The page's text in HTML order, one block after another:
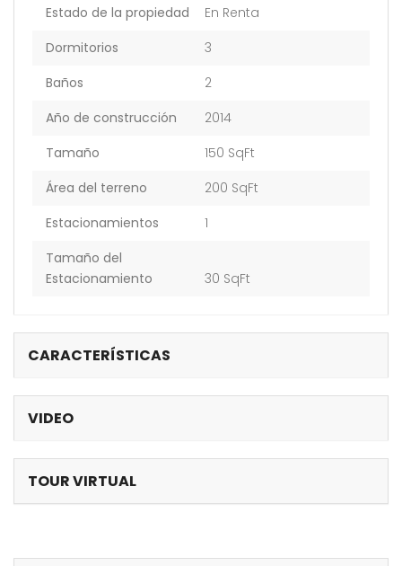
Estado de la propiedad
En Renta
Dormitorios
3
Baños
2
Año de construcción
2014
Tamaño
150 SqFt
Área del terreno
200 SqFt
Estacionamientos
1
Tamaño del
Estacionamiento
30 SqFt
CARACTERÍSTICAS
VIDEO
TOUR VIRTUAL